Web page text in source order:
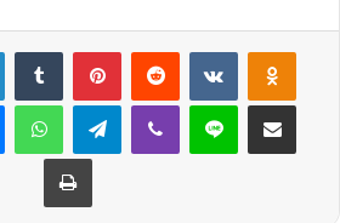
LinkedInTumblr PinterestReddit VKontakte
MessengerWhatsAppTelegramViber Line E-Posta ile
Yazdır